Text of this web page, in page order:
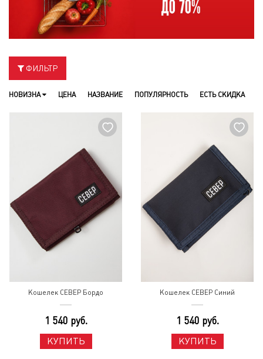
ФИЛЬТР
НОВИЗНА ЦЕНА НАЗВАНИЕ ПОПУЛЯРНОСТЬ ЕСТЬ СКИДКА
Кошелек СЕВЕР Бордо
1 540 руб.
КУПИТЬ
Кошелек СЕВЕР Синий
1 540 руб.
КУПИТЬ